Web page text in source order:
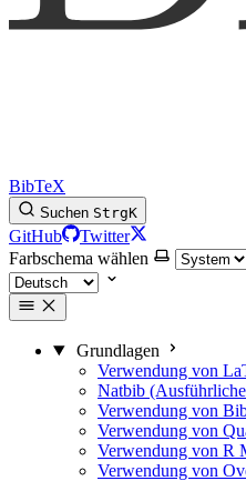
BibTeX
Suchen StrgK
GitHub
Twitter
Farbschema wählen
Grundlagen
Verwendung von
Natbib
Verwendung von
Verwendung von
Verwendung von R
Verwendung von